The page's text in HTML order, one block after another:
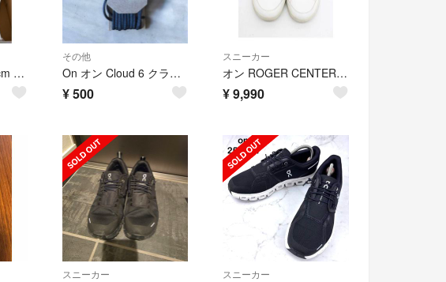
On クラウド6 24.5cm White 3MF10061200
その他
On オン Cloud 6 クラウド 6 レディースシューズ 靴紐
¥500
スニーカー
オン ROGER CENTER COURT/ロジャーセンターコート 38 レディース ホワイト系【中古】【新入荷】 ‡
¥9,990
スニーカー スニーカー